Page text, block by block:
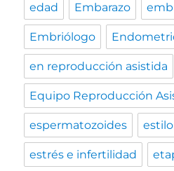
edad Embarazo
Embriólogo
en reproducción asistida
Equipo Reproducción
espermatozoides
estrés e infertilidad